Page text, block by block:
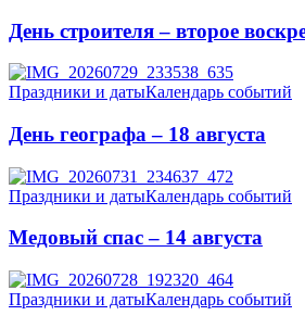
День строителя – второе
Праздники и датыКалендарь событий
День географа – 18 августа
Праздники и датыКалендарь событий
Медовый спас – 14 августа
Праздники и датыКалендарь событий